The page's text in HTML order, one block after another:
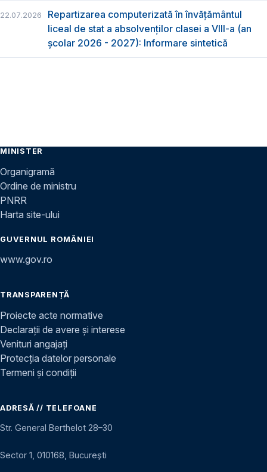
22.07.2026
Repartizarea computerizată în învăţământul
liceal de stat a absolvenţilor clasei a VIII-a (an
școlar 2026 - 2027): Informare sintetică
MINISTER
Organigramă
Ordine de ministru
PNRR
Harta site-ului
GUVERNUL ROMÂNIEI
www.gov.ro
TRANSPARENȚĂ
Proiecte acte normative
Declarații de avere și interese
Venituri angajați
Protecția datelor personale
Termeni și condiții
ADRESĂ // TELEFOANE
Str. General Berthelot 28–30
Sector 1, 010168, București